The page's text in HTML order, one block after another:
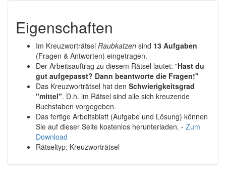
Eigenschaften
Im Kreuzworträtsel Raubkatzen sind 13 Aufgaben
(Fragen & Antworten) eingetragen.
Der Arbeitsauftrag zu diesem Rätsel lautet: "Hast du
gut aufgepasst? Dann beantworte die Fragen!"
Das Kreuzworträtsel hat den Schwierigkeitsgrad
"mittel". D.h. im Rätsel sind alle sich kreuzende
Buchstaben vorgegeben.
Das fertige Arbeitsblatt (Aufgabe und Lösung) können
Sie auf dieser Seite kostenlos herunterladen. - Zum
Download
Rätseltyp: Kreuzworträtsel